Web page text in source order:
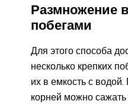
Размножение
побегами
Для этого способа
несколько крепких
их в емкость с
корней можно сажать